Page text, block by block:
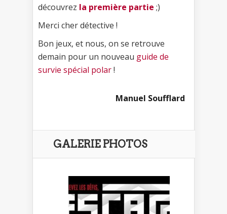
découvrez la première partie ;)
Merci cher détective !
Bon jeux, et nous, on se retrouve
demain pour un nouveau guide de
survie spécial polar!
Manuel Soufflard
GALERIE PHOTOS